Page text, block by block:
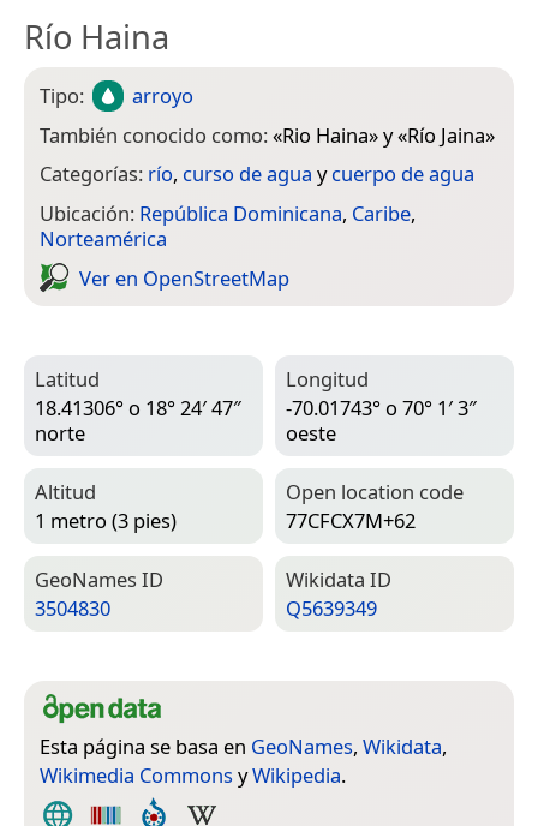
Río Haina
Tipo:
arroyo
También conocido como:«Rio Haina» y «Río Jaina»
Categorías: río, curso de agua ycuerpo de agua
Ubicación: República Dominicana, Caribe,
Norteamérica
Ver en Open­Street­Map
Latitud
18.41306° o 18° 24′ 47″
norte
Longitud
-70.01743° o 70° 1′ 3″
oeste
Altitud
1 metro (3 pies)
Open location code
77CFCX7M+62
Geo­Names ID
3504830
Wiki­data ID
Q5639349
Esta página se basa en GeoNames, Wikidata,
Wikimedia Commons yWikipedia.